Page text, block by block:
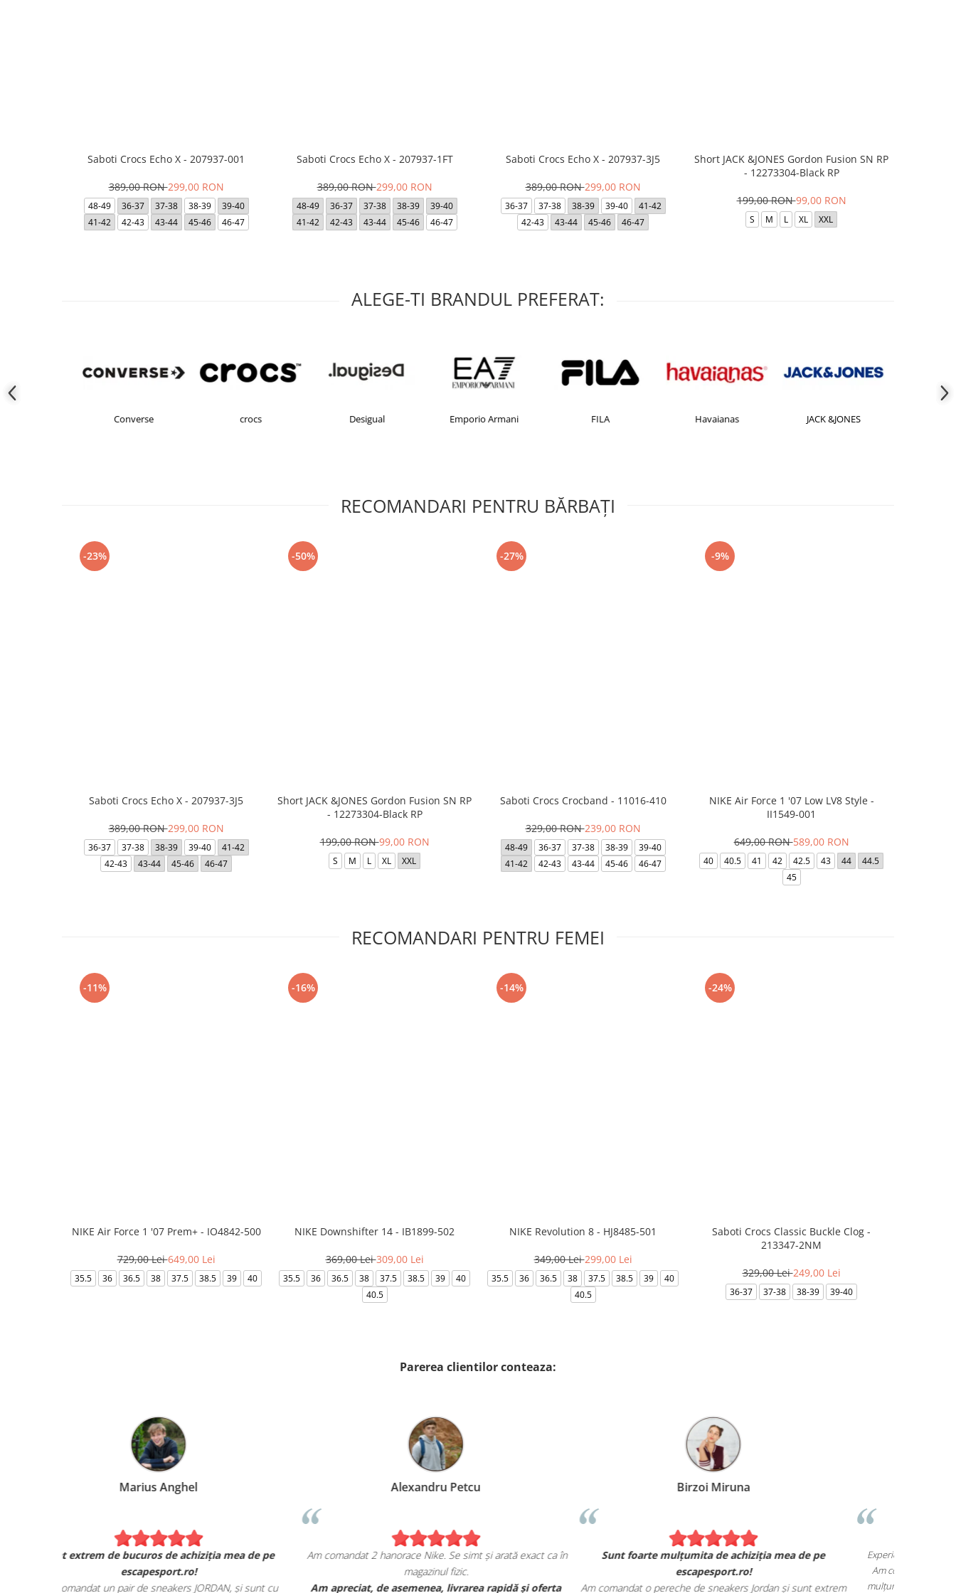
Saboti Crocs Echo X - 207937-001
389,00 RON299,00 RON
48-49 36-37 37-38 38-39
39-40
41-42
42-43 43-44 45-46 46-47
Saboti Crocs Echo X - 207937-1FT
389,00 RON299,00 RON
48-49 36-37 37-38 38-39
39-40
41-42
42-43 43-44 45-46 46-47
Saboti Crocs Echo X - 207937-3J5
389,00 RON299,00 RON
36-37 37-38 38-39 39-40
41-42
42-43
43-44 45-46 46-47
Short JACK &JONES Gordon Fusion SN RP
- 12273304-Black RP
199,00 RON99,00 RON
S M L XL XXL
ALEGE-TI BRANDUL PREFERAT:
Converse crocs Desigual Emporio Armani FILA Havaianas JACK &JONES
RECOMANDARI PENTRU BĂRBAŢI
-23%
Saboti Crocs Echo X - 207937-3J5
389,00 RON299,00 RON
36-37 37-38 38-39 39-40
41-42
42-43
43-44 45-46 46-47
-50%
Short JACK &JONES Gordon Fusion SN RP
- 12273304-Black RP
199,00 RON99,00 RON
S M L XL XXL
-27%
Saboti Crocs Crocband - 11016-410
329,00 RON239,00 RON
48-49 36-37 37-38 38-39
39-40
41-42
42-43 43-44 45-46 46-47
-9%
NIKE Air Force 1 '07 Low LV8 Style -
II1549-001
649,00 RON589,00 RON
40 40.5 41 42 42.5 43 44
44.5
45
RECOMANDARI PENTRU FEMEI
-11%
NIKE Air Force 1 '07 Prem+ - IO4842-500
729,00 Lei649,00 Lei
35.5 36 36.5 38 37.5 38.5 39 40
-16%
NIKE Downshifter 14 - IB1899-502
369,00 Lei309,00 Lei
35.5 36 36.5 38 37.5 38.5 39
40
40.5
-14%
NIKE Revolution 8 - HJ8485-501
349,00 Lei299,00 Lei
35.5 36 36.5 38 37.5 38.5 39
40
40.5
-24%
Saboti Crocs Classic Buckle Clog -
213347-2NM
329,00 Lei249,00 Lei
36-37 37-38 38-39 39-40
Parerea clientilor conteaza:
Marius Anghel
Sunt extrem de bucuros de achiziția mea de pe
escapesport.ro!
Am comandat un pair de sneakers JORDAN, și sunt cu
Alexandru Petcu
Am comandat 2 hanorace Nike. Se simt și arată exact ca în
magazinul fizic.
Am apreciat, de asemenea, livrarea rapidă și oferta
Birzoi Miruna
Sunt foarte mulțumita de achiziția mea de pe
escapesport.ro!
Am comandat o pereche de sneakers Jordan și sunt extrem